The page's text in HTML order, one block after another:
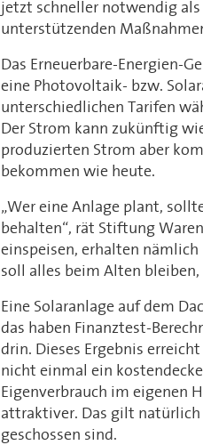
jetzt schneller notwendig als
unterstützenden
Das Erneuerbare-Energien-
eine Photovoltaik- bzw.
unterschiedlichen Tarifen
Der Strom kann zukünftig
produzierten Strom aber
bekommen wie heute.
„Wer eine Anlage plant,
behalten“, rät Stiftung
einspeisen, erhalten
soll alles beim Alten
Eine Solaranlage auf dem
das haben Finanztest-
drin. Dieses Ergebnis
nicht einmal ein
Eigenverbrauch im eigenen
attraktiver. Das gilt natürlich
geschossen sind.